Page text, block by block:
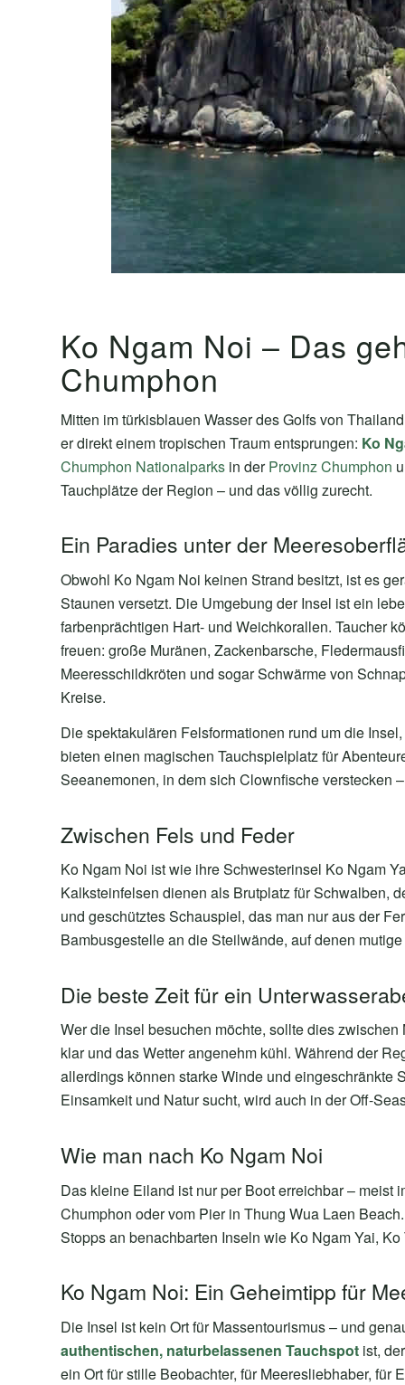
Ko Ngam Noi – Das
Chumphon
Mitten im türkisblauen Wasser des Golfs von
er direkt einem tropischen Traum entsprungen: Ko
Chumphon Nationalparks in derProvinz Chumphon
Tauchplätze der Region – und das völlig zurecht.
Ein Paradies unter der
Obwohl Ko Ngam Noi keinen Strand besitzt, ist es
Staunen versetzt. Die Umgebung der Insel ist ein
farbenprächtigen Hart- und Weichkorallen. Taucher
freuen: große Muränen, Zackenbarsche,
Meeresschildkröten und sogar Schwärme von
Kreise.
Die spektakulären Felsformationen rund um die
bieten einen magischen Tauchspielplatz für
Seeanemonen, in dem sich Clownfische verstecken
Zwischen Fels und Feder
Ko Ngam Noi ist wie ihre Schwesterinsel Ko Ngam
Kalksteinfelsen dienen als Brutplatz für Schwalben,
und geschütztes Schauspiel, das man nur aus der
Bambusgestelle an die Steilwände, auf denen
Die beste Zeit für ein
Wer die Insel besuchen möchte, sollte dies
klar und das Wetter angenehm kühl. Während der
allerdings können starke Winde und eingeschränkte
Einsamkeit und Natur sucht, wird auch in der Off-
Wie man nach Ko Ngam Noi
Das kleine Eiland ist nur per Boot erreichbar – meist
Chumphon oder vom Pier in Thung Wua Laen
Stopps an benachbarten Inseln wie Ko Ngam Yai,
Ko Ngam Noi: Ein Geheimtipp für
Die Insel ist kein Ort für Massentourismus – und
authentischen, naturbelassenen Tauchspot ist,
ein Ort für stille Beobachter, für Meeresliebhaber, für